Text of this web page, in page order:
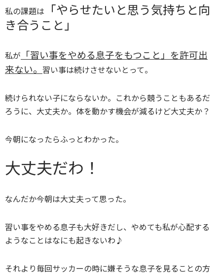
私の課題は
「やらせたいと思う気持ちと向
き合うこと」
私が 「習い事をやめる息子をもつこと」を許可出
来ない。 習い事は続けさせないとって。
続けられない子にならないか。これから競うこともあるだ
ろうに、大丈夫か。体を動かす機会が減るけど大丈夫か？
今朝になったらふっとわかった。
大丈夫だわ！
なんだか今朝は大丈夫って思った。
習い事をやめる息子も大好きだし、やめても私が心配する
ようなことはなにも起きないわ♪
それより毎回サッカーの時に嫌そうな息子を見ることの方